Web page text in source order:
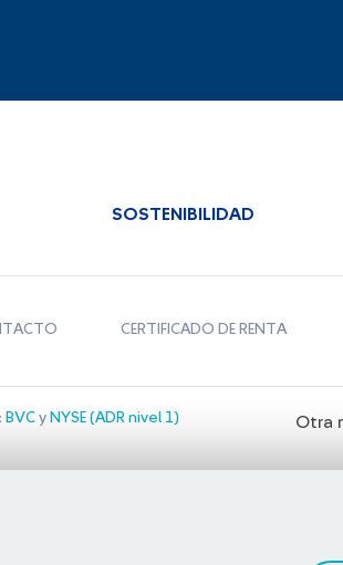
SOSTENIBILIDAD
CERTIFICADO DE RENTA
BVCy NYSE (ADR nivel 1) Otra